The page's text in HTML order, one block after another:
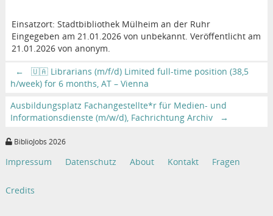
Einsatzort: Stadtbibliothek Mülheim an der Ruhr
Eingegeben am 21.01.2026 von unbekannt. Veröffentlicht am
21.01.2026 von anonym.
←
🇺🇦 Librarians (m/f/d) Limited full-time position (38,5
h/week) for 6 months, AT – Vienna
Ausbildungsplatz Fachangestellte*r für Medien- und
Informationsdienste (m/w/d), Fachrichtung Archiv
→
BiblioJobs 2026
Impressum Datenschutz About Kontakt Fragen
Credits